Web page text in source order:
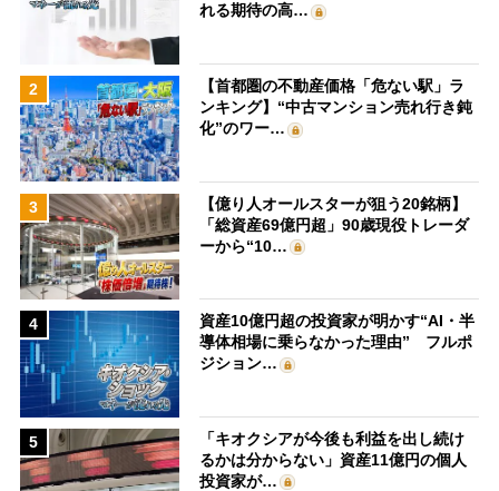
れる期待の高…
2
【首都圏の不動産価格「危ない駅」ラ
ンキング】“中古マンション売れ行き鈍
化”のワー…
3
【億り人オールスターが狙う20銘柄】
「総資産69億円超」90歳現役トレーダ
ーから“10…
4
資産10億円超の投資家が明かす“AI・半
導体相場に乗らなかった理由” フルポ
ジション…
5
「キオクシアが今後も利益を出し続け
るかは分からない」資産11億円の個人
投資家が…